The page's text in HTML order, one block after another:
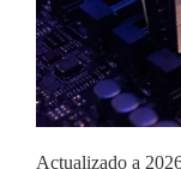
Actualizado a